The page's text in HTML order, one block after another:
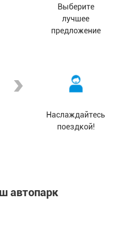
Выберите
лучшее
предложение
Наслаждайтесь
поездкой!
автопарк